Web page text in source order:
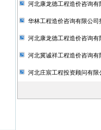
河北康龙德工程造价咨询有
华林工程造价咨询有限公司
河北康龙德工程造价咨询有
河北冀诚祥工程造价咨询
河北庄宸工程投资顾问有限